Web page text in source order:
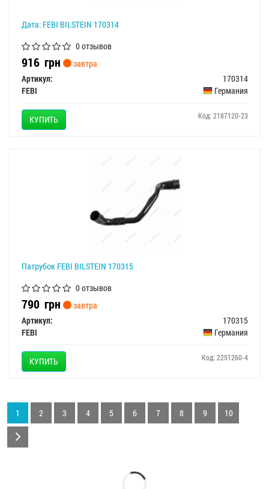
Дата: FEBI BILSTEIN 170314
0 отзывов
916 грн
завтра
Артикул:
170314
FEBI
Германия
КУПИТЬ Код: 2187120-23
Патрубок FEBI BILSTEIN 170315
0 отзывов
790 грн
завтра
Артикул:
170315
FEBI
Германия
КУПИТЬ Код: 2251260-4
1 2 3 4 5 6 7 8 9 10